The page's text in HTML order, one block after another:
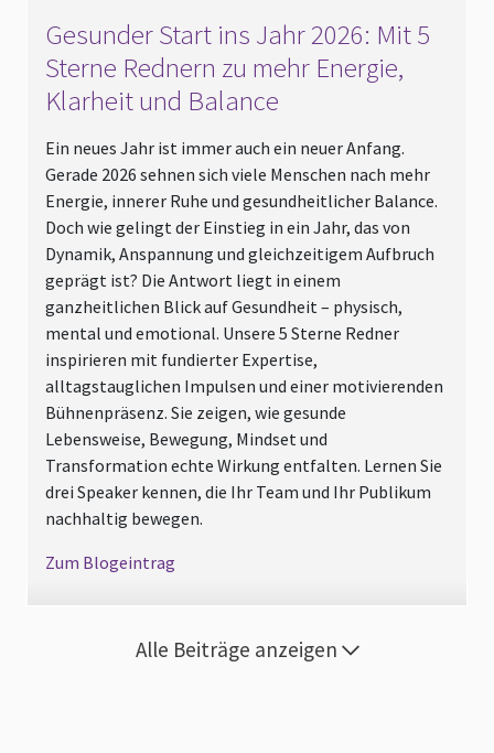
Gesunder Start ins Jahr 2026: Mit 5
Sterne Rednern zu mehr Energie,
Klarheit und Balance
Ein neues Jahr ist immer auch ein neuer Anfang.
Gerade 2026 sehnen sich viele Menschen nach mehr
Energie, innerer Ruhe und gesundheitlicher Balance.
Doch wie gelingt der Einstieg in ein Jahr, das von
Dynamik, Anspannung und gleichzeitigem Aufbruch
geprägt ist? Die Antwort liegt in einem
ganzheitlichen Blick auf Gesundheit – physisch,
mental und emotional. Unsere 5 Sterne Redner
inspirieren mit fundierter Expertise,
alltagstauglichen Impulsen und einer motivierenden
Bühnenpräsenz. Sie zeigen, wie gesunde
Lebensweise, Bewegung, Mindset und
Transformation echte Wirkung entfalten. Lernen Sie
drei Speaker kennen, die Ihr Team und Ihr Publikum
nachhaltig bewegen.
Zum Blogeintrag
Alle Beiträge anzeigen